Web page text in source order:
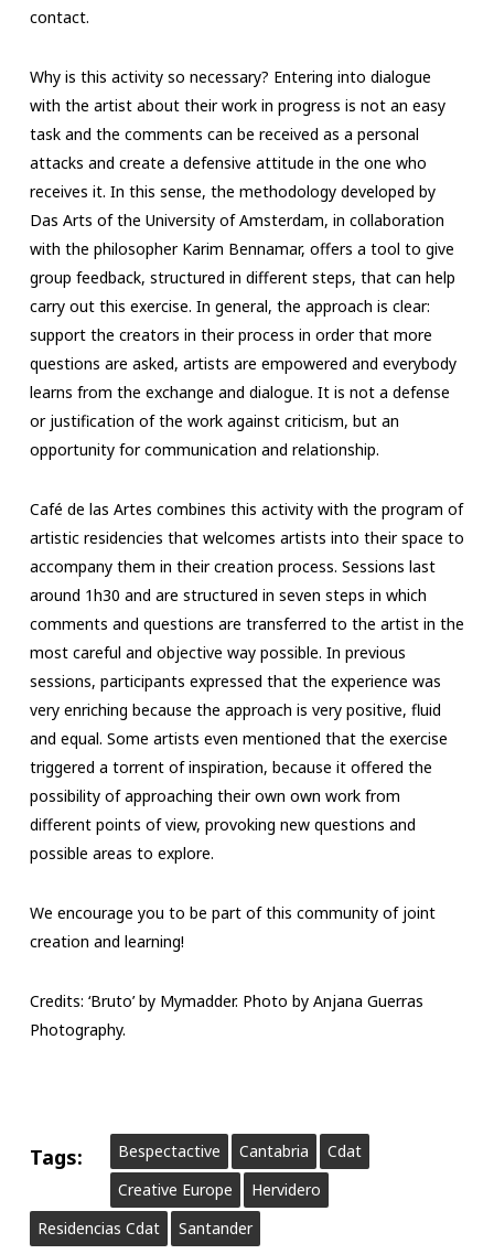
contact.
Why is this activity so necessary? Entering into dialogue
with the artist about their work in progress is not an easy
task and the comments can be received as a personal
attacks and create a defensive attitude in the one who
receives it. In this sense, the methodology developed by
Das Arts of the University of Amsterdam, in collaboration
with the philosopher Karim Bennamar, offers a tool to give
group feedback, structured in different steps, that can help
carry out this exercise. In general, the approach is clear:
support the creators in their process in order that more
questions are asked, artists are empowered and everybody
learns from the exchange and dialogue. It is not a defense
or justification of the work against criticism, but an
opportunity for communication and relationship.
Café de las Artes combines this activity with the program of
artistic residencies that welcomes artists into their space to
accompany them in their creation process. Sessions last
around 1h30 and are structured in seven steps in which
comments and questions are transferred to the artist in the
most careful and objective way possible. In previous
sessions, participants expressed that the experience was
very enriching because the approach is very positive, fluid
and equal. Some artists even mentioned that the exercise
triggered a torrent of inspiration, because it offered the
possibility of approaching their own own work from
different points of view, provoking new questions and
possible areas to explore.
We encourage you to be part of this community of joint
creation and learning!
Credits: ‘Bruto’ by Mymadder. Photo by Anjana Guerras
Photography.
Tags: Bespectactive Cantabria
Cdat
Creative Europe
Hervidero
Residencias Cdat
Santander